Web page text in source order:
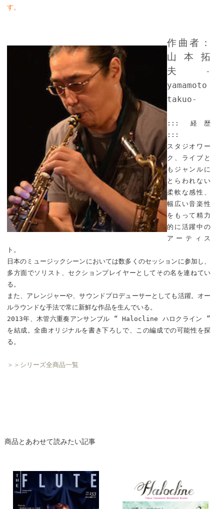
す。
作曲者：
山本拓
夫
-
yamamoto
takuo-
::: 経歴
:::
スタジオワー
ク、ライブと
もジャンルに
とらわれない
柔軟な感性、
幅広い音楽性
をもって精力
的に活躍中の
アーティス
ト。
日本のミュージックシーンにおいては数多くのセッションに参加し、
多方面でソリスト、セクションプレイヤーとしてその名を連ねてい
る。
また、アレンジャーや、サウンドプロデューサーとしても活躍。オー
ルラウンドな手法で常に新鮮な作品を生んでいる。
2013年、木管六重奏アンサンブル “ Halocline ハロクライン ”
を結成。全曲オリジナルを書き下ろしで、この編成での可能性を探
る。
＞＞シリーズ全商品一覧
商品とあわせて読みたい記事